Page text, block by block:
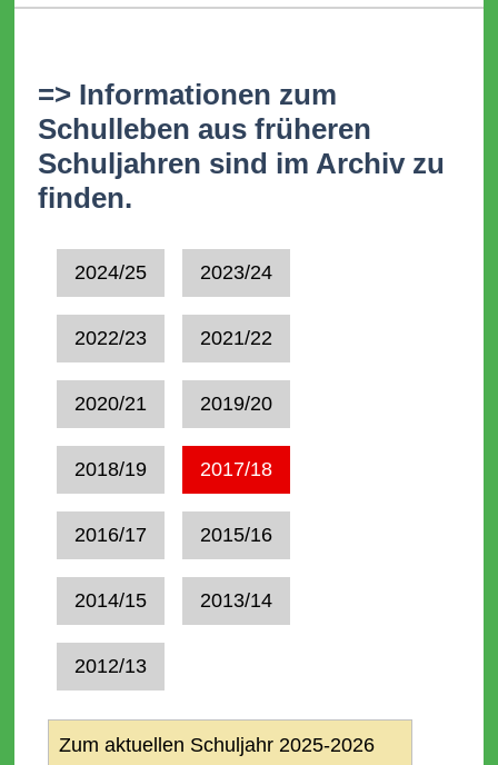
=> Informationen zum
Schulleben aus früheren
Schuljahren sind im Archiv zu
finden.
2024/25 2023/24
2022/23 2021/22
2020/21 2019/20
2018/19 2017/18
2016/17 2015/16
2014/15 2013/14
2012/13
Zum aktuellen Schuljahr 2025-2026